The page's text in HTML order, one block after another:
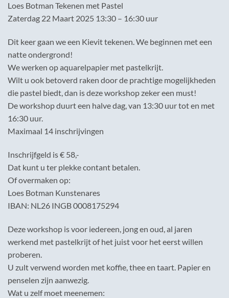
Loes Botman Tekenen met Pastel
Zaterdag 22 Maart 2025 13:30 – 16:30 uur
Dit keer gaan we een Kievit tekenen. We beginnen met een
natte ondergrond!
We werken op aquarelpapier met pastelkrijt.
Wilt u ook betoverd raken door de prachtige mogelijkheden
die pastel biedt, dan is deze workshop zeker een must!
De workshop duurt een halve dag, van 13:30 uur tot en met
16:30 uur.
Maximaal 14 inschrijvingen
Inschrijfgeld is € 58,-
Dat kunt u ter plekke contant betalen.
Of overmaken op:
Loes Botman Kunstenares
IBAN: NL26 INGB 0008175294
Deze workshop is voor iedereen, jong en oud, al jaren
werkend met pastelkrijt of het juist voor het eerst willen
proberen.
U zult verwend worden met koffie, thee en taart. Papier en
penselen zijn aanwezig.
Wat u zelf moet meenemen: